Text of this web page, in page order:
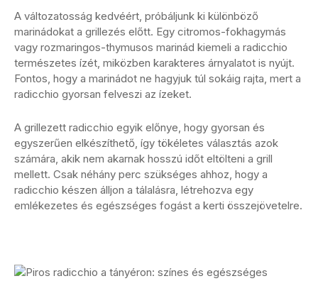
A változatosság kedvéért, próbáljunk ki különböző
marinádokat a grillezés előtt. Egy citromos-fokhagymás
vagy rozmaringos-thymusos marinád kiemeli a radicchio
természetes ízét, miközben karakteres árnyalatot is nyújt.
Fontos, hogy a marinádot ne hagyjuk túl sokáig rajta, mert a
radicchio gyorsan felveszi az ízeket.
A grillezett radicchio egyik előnye, hogy gyorsan és
egyszerűen elkészíthető, így tökéletes választás azok
számára, akik nem akarnak hosszú időt eltölteni a grill
mellett. Csak néhány perc szükséges ahhoz, hogy a
radicchio készen álljon a tálalásra, létrehozva egy
emlékezetes és egészséges fogást a kerti összejövetelre.